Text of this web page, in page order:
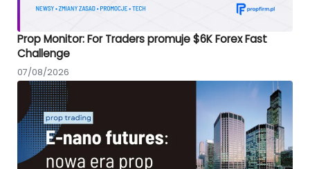
Prop Monitor: For Traders promuje $6K Forex Fast
Challenge
07/08/2026